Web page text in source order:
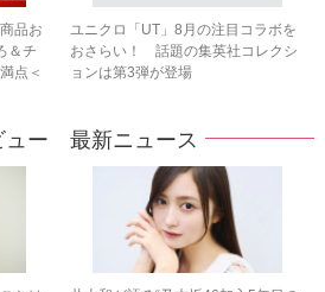
品お
＆チ
点＜
ユニクロ「UT」8月の注目コラボを
おさらい！ 話題の集英社コレクシ
ョンは第3弾が登場
ュー 最新ニュース